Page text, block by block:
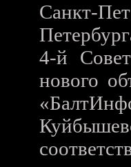
Санкт-
4-й
нового